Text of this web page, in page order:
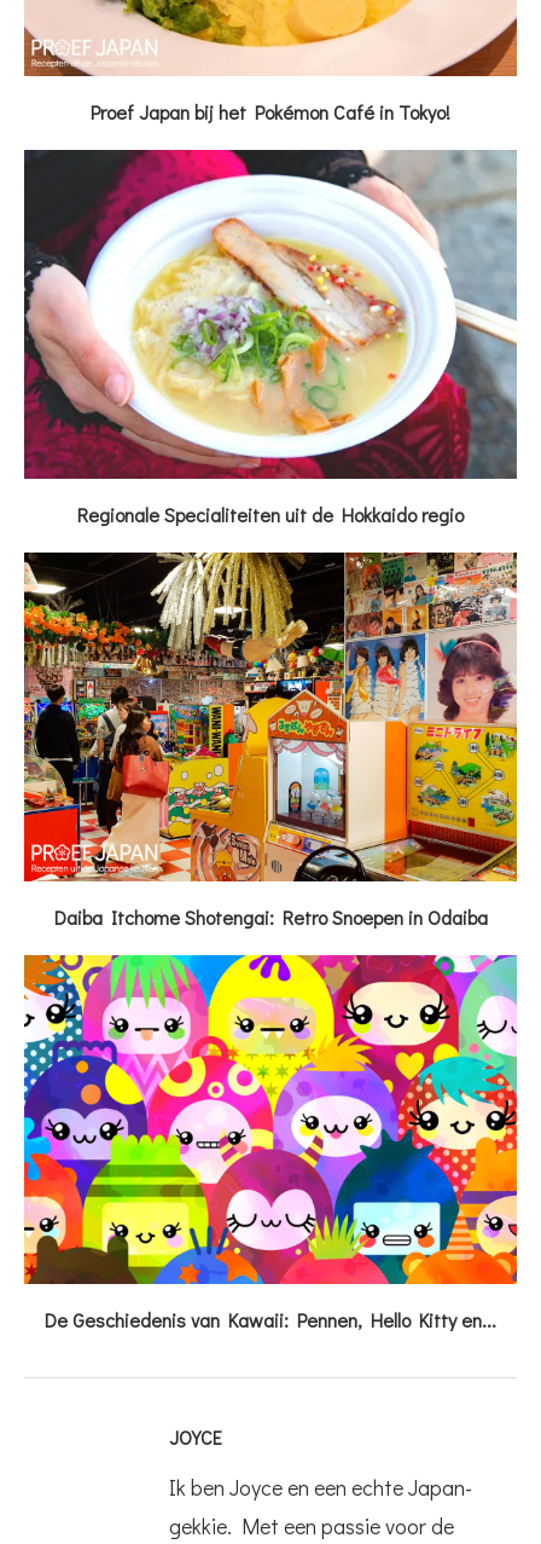
Proef Japan bij het Pokémon Café in Tokyo!
Regionale Specialiteiten uit de Hokkaido regio
Daiba Itchome Shotengai: Retro Snoepen in Odaiba
De Geschiedenis van Kawaii: Pennen, Hello Kitty en...
JOYCE
Ik ben Joyce en een echte Japan-
gekkie. Met een passie voor de